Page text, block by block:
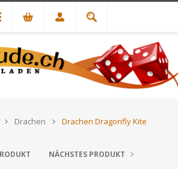
Drachen Drachen Dragonfly Kite
NÄCHSTES PRODUKT